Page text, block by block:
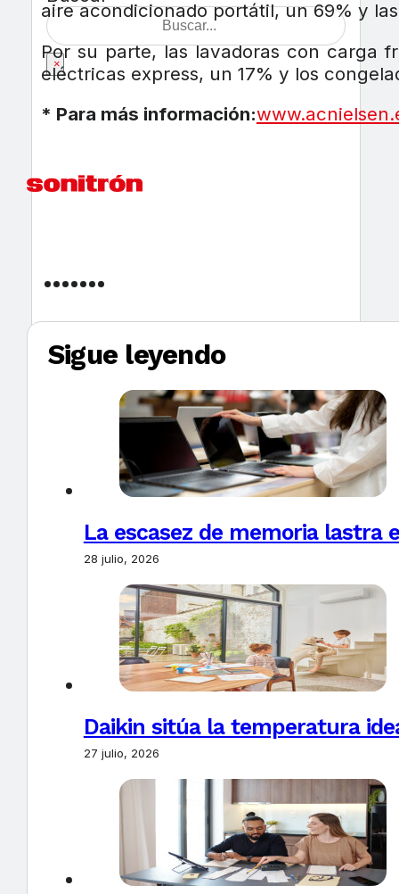
×
aire acondicionado portátil, un 69% y
Por su parte, las lavadoras con carga
eléctricas express, un 17% y los
* Para más información:
Sigue leyendo
La escasez de memoria lastra
28 julio, 2026
Daikin sitúa la temperatura
27 julio, 2026